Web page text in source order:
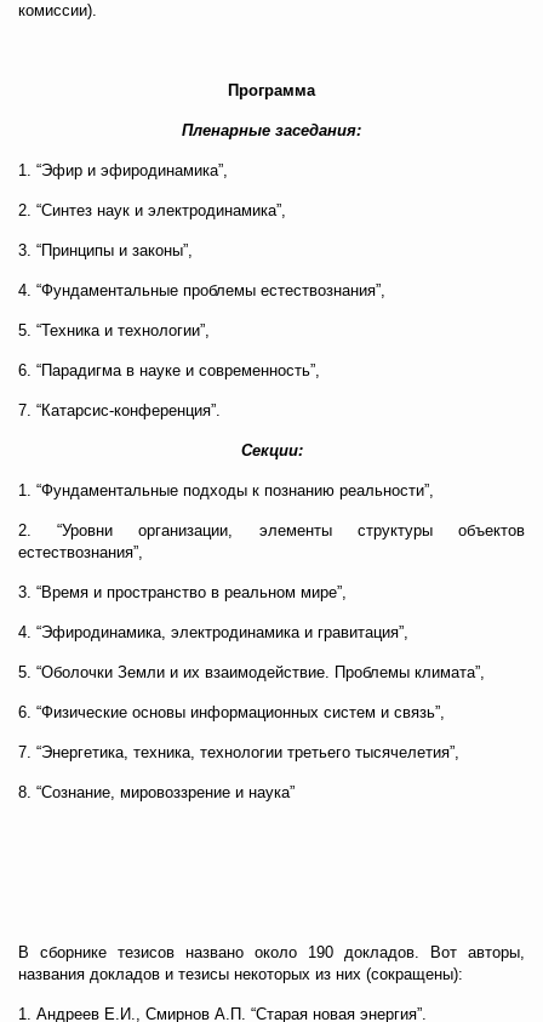
комиссии).
Программа
Пленарные заседания:
1. “Эфир и эфиродинамика”,
2. “Синтез наук и электродинамика”,
3. “Принципы и законы”,
4. “Фундаментальные проблемы естествознания”,
5. “Техника и технологии”,
6. “Парадигма в науке и современность”,
7. “Катарсис-конференция”.
Секции:
1. “Фундаментальные подходы к познанию реальности”,
2. “Уровни организации, элементы структуры объектов
естествознания”,
3. “Время и пространство в реальном мире”,
4. “Эфиродинамика, электродинамика и гравитация”,
5. “Оболочки Земли и их взаимодействие. Проблемы климата”,
6. “Физические основы информационных систем и связь”,
7. “Энергетика, техника, технологии третьего тысячелетия”,
8. “Сознание, мировоззрение и наука”
В сборнике тезисов названо около 190 докладов. Вот авторы,
названия докладов и тезисы некоторых из них (сокращены):
1. Андреев Е.И., Смирнов А.П. “Старая новая энергия”.